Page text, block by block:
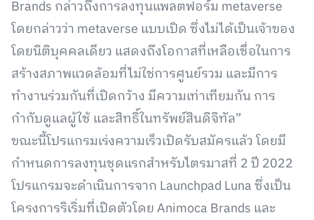
Brands กล่าวถึงการลงทุนแพลตฟอร์ม metaverse
โดยกล่าวว่า metaverse แบบเปิด ซึ่งไม่ได้เป็นเจ้าของ
โดยนิติบุคคลเดียว แสดงถึงโอกาสที่เหลือเชื่อในการ
สร้างสภาพแวดล้อมที่ไม่ใช่การศูนย์รวม และมีการ
ทำงานร่วมกันที่เปิดกว้าง มีความเท่าเทียมกัน การ
กำกับดูแลผู้ใช้ และสิทธิ์ในทรัพย์สินดิจิทัล”
ขณะนี้โปรแกรมเร่งความเร็วเปิดรับสมัครแล้ว โดยมี
กำหนดการลงทุนชุดแรกสำหรับไตรมาสที่ 2 ปี 2022
โปรแกรมจะดำเนินการจาก Launchpad Luna ซึ่งเป็น
โครงการริเริ่มที่เปิดตัวโดย Animoca Brands และ